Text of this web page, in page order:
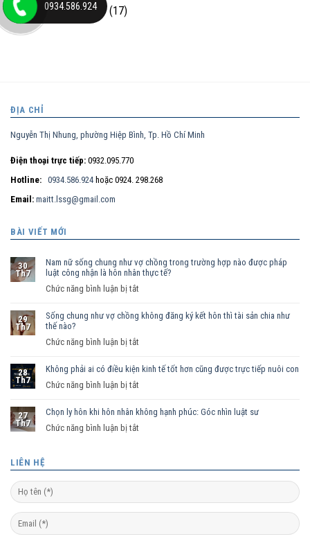
Tháng mười một 2019(17)
ĐỊA CHỈ
Nguyễn Thị Nhung, phường Hiệp Bình, Tp. Hồ Chí Minh
Điện thoại trực tiếp: 0932.095.770
Hotline: 0934.586.924 hoặc 0924. 298.268
Email: maitt.lssg@gmail.com
BÀI VIẾT MỚI
30
Th7
Nam nữ sống chung như vợ chồng trong trường hợp nào được pháp
luật công nhận là hôn nhân thực tế?
Chức năng bình luận bị tắt
nữ
vợ
trường
pháp
luật
nhận
29
Th7
Sống chung như vợ chồng không đăng ký kết hôn thì tài sản chia như
thế nào?
Chức năng bình luận bị tắt
chung
chồng
hôn
chia
28
Th7
Không phải ai có điều kiện kinh tế tốt hơn cũng được trực tiếp nuôi con
Chức năng bình luận bị tắt
phải
kiện
kinh
cũng
27
Th7
Chọn ly hôn khi hôn nhân không hạnh phúc: Góc nhìn luật sư
Chức năng bình luận bị tắt
hôn
khi
nhân
LIÊN HỆ
0934.586.924